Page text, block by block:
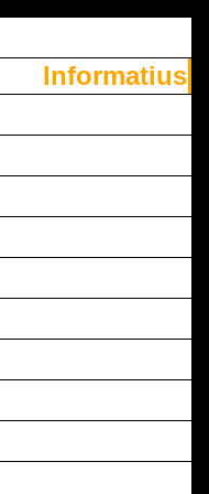
Informatius